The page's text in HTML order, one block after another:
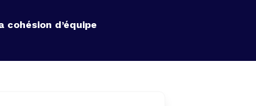
d’équipe